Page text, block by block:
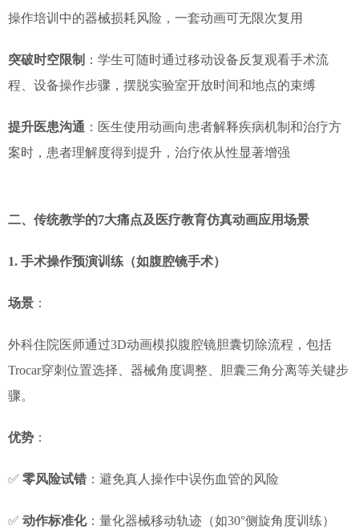
操作培训中的器械损耗风险，一套动画可无限次复用
突破时空限制 ：学生可随时通过移动设备反复观看手术流
程、设备操作步骤，摆脱实验室开放时间和地点的束缚
提升医患沟通 ：医生使用动画向患者解释疾病机制和治疗方
案时，患者理解度得到提升，治疗依从性显著增强
二、传统教学的7大痛点及医疗教育仿真动画应用场景
1. 手术操作预演训练（如腹腔镜手术）
场景 ：
外科住院医师通过3D动画模拟腹腔镜胆囊切除流程，包括
Trocar穿刺位置选择、器械角度调整、胆囊三角分离等关键步
骤。
优势 ：
✅ 零风险试错 ：避免真人操作中误伤血管的风险
✅ 动作标准化：量化器械移动轨迹（如30°侧旋角度训练）